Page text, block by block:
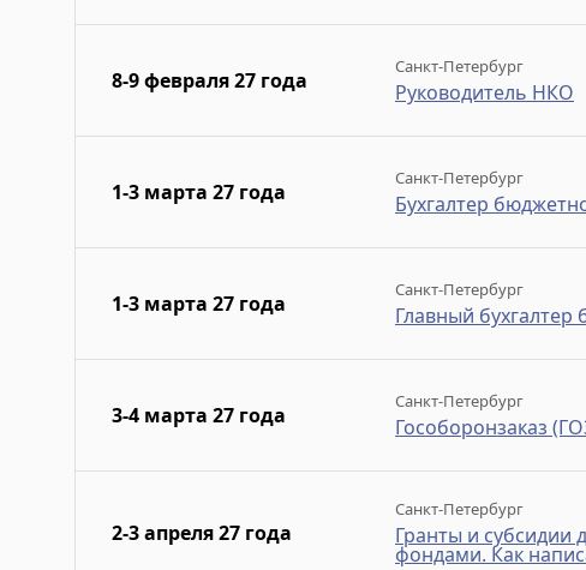
8-9 февраля 27 года
Санкт-Петербург
Руководитель НКО
1-3 марта 27 года
Санкт-Петербург
Бухгалтер
1-3 марта 27 года
Санкт-Петербург
Главный
3-4 марта 27 года
Санкт-Петербург
Гособоронзаказ
2-3 апреля 27 года
Санкт-Петербург
Гранты и субсидии
фондами. Как